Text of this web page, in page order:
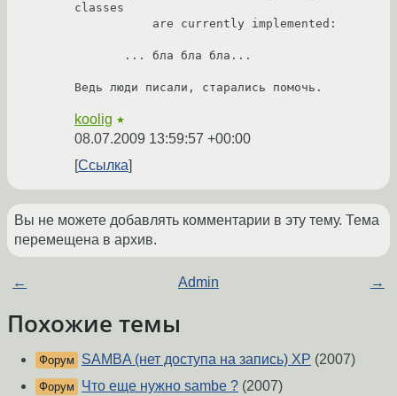
classes
Ведь люди писали, старались помочь.
koolig ★
08.07.2009 13:59:57 +00:00
Ссылка
Вы не можете добавлять комментарии в эту тему. Тема
перемещена в архив.
← Admin →
Похожие темы
Форум SAMBA (нет доступа на запись) XP (2007)
Форум Что еще нужно sambe ? (2007)